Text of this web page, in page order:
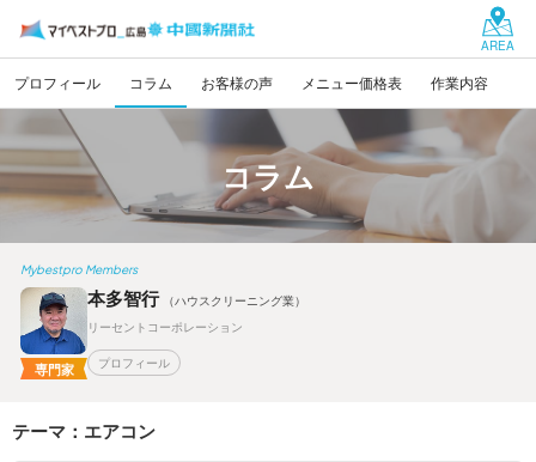
AREA
プロフィール コラム お客様の声 メニュー価格表 作業内容
コラム
Mybestpro Members
専門家
本多智行
（ハウスクリーニング業）
リーセントコーポレーション
プロフィール
テーマ：エアコン